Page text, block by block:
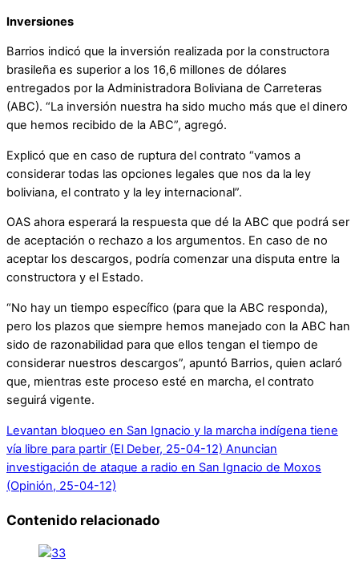
Inversiones
Barrios indicó que la inversión realizada por la constructora
brasileña es superior a los 16,6 millones de dólares
entregados por la Administradora Boliviana de Carreteras
(ABC). “La inversión nuestra ha sido mucho más que el dinero
que hemos recibido de la ABC”, agregó.
Explicó que en caso de ruptura del contrato “vamos a
considerar todas las opciones legales que nos da la ley
boliviana, el contrato y la ley internacional”.
OAS ahora esperará la respuesta que dé la ABC que podrá ser
de aceptación o rechazo a los argumentos. En caso de no
aceptar los descargos, podría comenzar una disputa entre la
constructora y el Estado.
“No hay un tiempo específico (para que la ABC responda),
pero los plazos que siempre hemos manejado con la ABC han
sido de razonabilidad para que ellos tengan el tiempo de
considerar nuestros descargos”, apuntó Barrios, quien aclaró
que, mientras este proceso esté en marcha, el contrato
seguirá vigente.
Levantan bloqueo en San Ignacio y la marcha indígena tiene
vía libre para partir (El Deber, 25-04-12) Anuncian
investigación de ataque a radio en San Ignacio de Moxos
(Opinión, 25-04-12)
Contenido relacionado